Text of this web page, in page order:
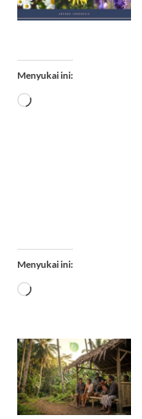
Menyukai ini:
Memuat...
Menyukai ini:
Memuat...